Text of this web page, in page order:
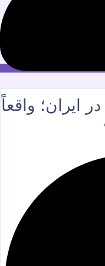
ایران؛ واقعاً